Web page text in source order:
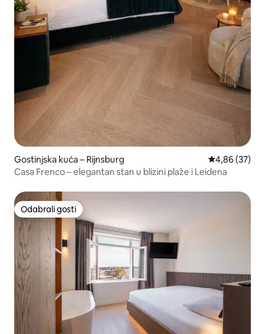
Gostinjska kuća – Rijnsburg Prosječna
4,86 (37)
Casa Frenco – elegantan stan u blizini plaže i Leidena
Odabrali gosti
Odabrali gosti